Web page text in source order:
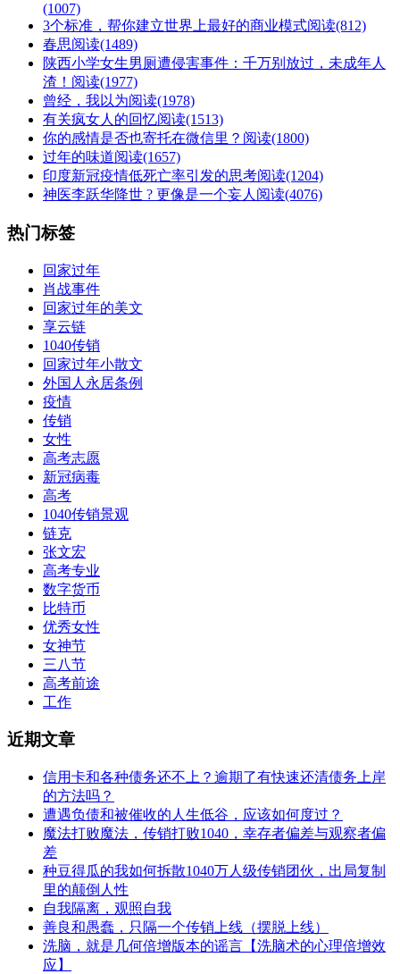
(1007)
3个标准，帮你建立世界上最好的商业模式阅读(812)
春思阅读(1489)
陕西小学女生男厕遭侵害事件：千万别放过，未成年人
渣！ 阅读(1977)
曾经，我以为阅读(1978)
有关疯女人的回忆阅读(1513)
你的感情是否也寄托在微信里？ 阅读(1800)
过年的味道阅读(1657)
印度新冠疫情低死亡率引发的思考阅读(1204)
神医李跃华降世 ? 更像是一个妄人 阅读(4076)
热门标签
回家过年
肖战事件
回家过年的美文
享云链
1040传销
回家过年小散文
外国人永居条例
疫情
传销
女性
高考志愿
新冠病毒
高考
1040传销景观
链克
张文宏
高考专业
数字货币
比特币
优秀女性
女神节
三八节
高考前途
工作
近期文章
信用卡和各种债务还不上？逾期了有快速还清债务上岸
的方法吗？
遭遇负债和被催收的人生低谷，应该如何度过？
魔法打败魔法，传销打败1040，幸存者偏差与观察者偏
差
种豆得瓜的我如何拆散1040万人级传销团伙，出局复制
里的颠倒人性
自我隔离，观照自我
善良和愚蠢，只隔一个传销上线（摆脱上线）
洗脑，就是几何倍增版本的谣言【洗脑术的心理倍增效
应】